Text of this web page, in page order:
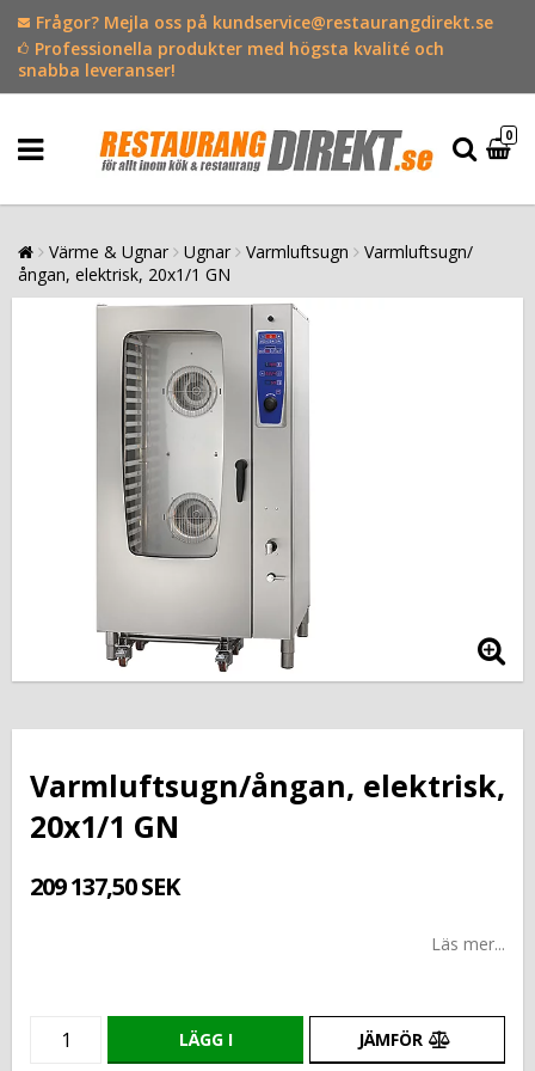
Frågor? Mejla oss på kundservice@restaurangdirekt.se
Professionella produkter med högsta kvalité och
snabba leveranser!
0
Värme & Ugnar Ugnar Varmluftsugn
Varmluftsugn/
ångan, elektrisk, 20x1/1 GN
Varmluftsugn/ångan, elektrisk,
20x1/1 GN
209 137,50 SEK
Läs mer...
LÄGG I JÄMFÖR